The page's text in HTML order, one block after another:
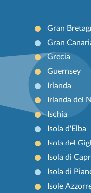
Gran
Gran
Grecia
Guernsey
Irlanda
Irlanda del
Ischia
Isola d'Elba
Isola del
Isola di
Isola di
Isole